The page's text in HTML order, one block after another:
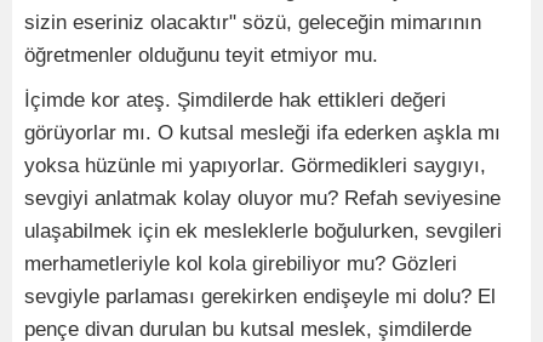
sizin eseriniz olacaktır" sözü, geleceğin mimarının
öğretmenler olduğunu teyit etmiyor mu.
İçimde kor ateş. Şimdilerde hak ettikleri değeri
görüyorlar mı. O kutsal mesleği ifa ederken aşkla mı
yoksa hüzünle mi yapıyorlar. Görmedikleri saygıyı,
sevgiyi anlatmak kolay oluyor mu? Refah seviyesine
ulaşabilmek için ek mesleklerle boğulurken, sevgileri
merhametleriyle kol kola girebiliyor mu? Gözleri
sevgiyle parlaması gerekirken endişeyle mi dolu? El
pençe divan durulan bu kutsal meslek, şimdilerde